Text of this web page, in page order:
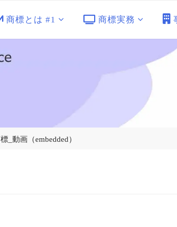
商標とは #1 商標実務
_動画（embedded）